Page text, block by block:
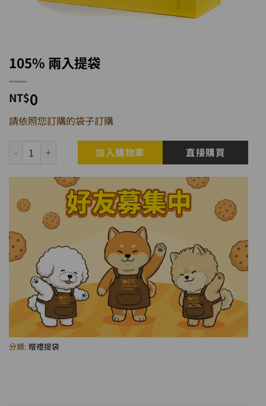
105% 兩入提袋
NT$0
請依照您訂購的袋子訂購
105% 兩入提袋 數量 加入購物車 直接購買
分類: 贈禮提袋